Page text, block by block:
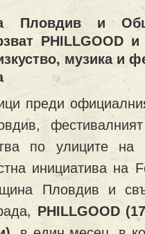
Пловдив и
PHILLGOOD
музика и
преди
по улиците
инициатива на
Пловдив и
PHILLGOOD